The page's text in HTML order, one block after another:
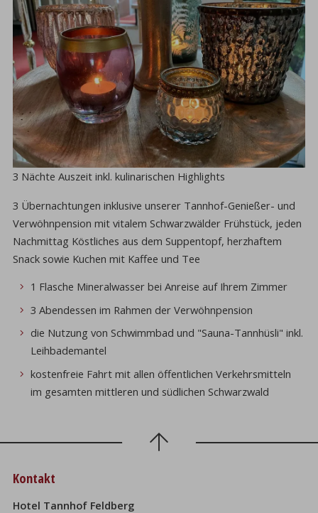
3 Nächte Auszeit inkl. kulinarischen Highlights
3 Übernachtungen inklusive unserer Tannhof-Genießer- und
Verwöhnpension mit vitalem Schwarzwälder Frühstück, jeden
Nachmittag Köstliches aus dem Suppentopf, herzhaftem
Snack sowie Kuchen mit Kaffee und Tee
1 Flasche Mineralwasser bei Anreise auf Ihrem Zimmer
3 Abendessen im Rahmen der Verwöhnpension
die Nutzung von Schwimmbad und "Sauna-Tannhüsli" inkl.
Leihbademantel
kostenfreie Fahrt mit allen öffentlichen Verkehrsmitteln
im gesamten mittleren und südlichen Schwarzwald
Kontakt
Hotel Tannhof Feldberg